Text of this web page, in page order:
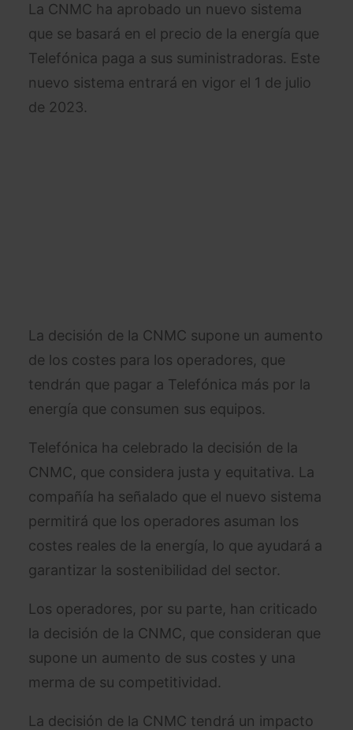
La CNMC ha aprobado un nuevo sistema
que se basará en el precio de la energía que
Telefónica paga a sus suministradoras. Este
nuevo sistema entrará en vigor el 1 de julio
de 2023.
La decisión de la CNMC supone un aumento
de los costes para los operadores, que
tendrán que pagar a Telefónica más por la
energía que consumen sus equipos.
Telefónica ha celebrado la decisión de la
CNMC, que considera justa y equitativa. La
compañía ha señalado que el nuevo sistema
permitirá que los operadores asuman los
costes reales de la energía, lo que ayudará a
garantizar la sostenibilidad del sector.
Los operadores, por su parte, han criticado
la decisión de la CNMC, que consideran que
supone un aumento de sus costes y una
merma de su competitividad.
La decisión de la CNMC tendrá un impacto